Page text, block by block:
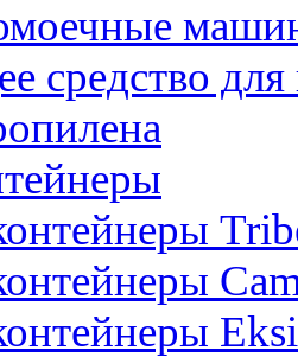
средство для
Eksi